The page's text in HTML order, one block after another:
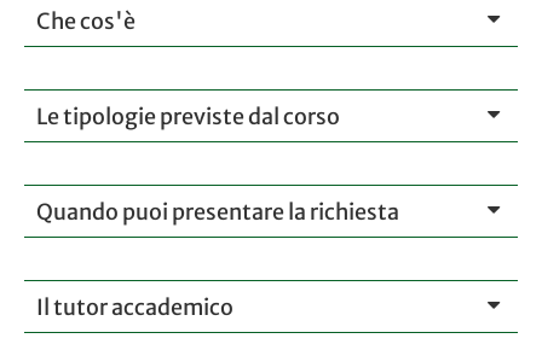
Che cos'è
Le tipologie previste dal corso
Quando puoi presentare la richiesta
Il tutor accademico